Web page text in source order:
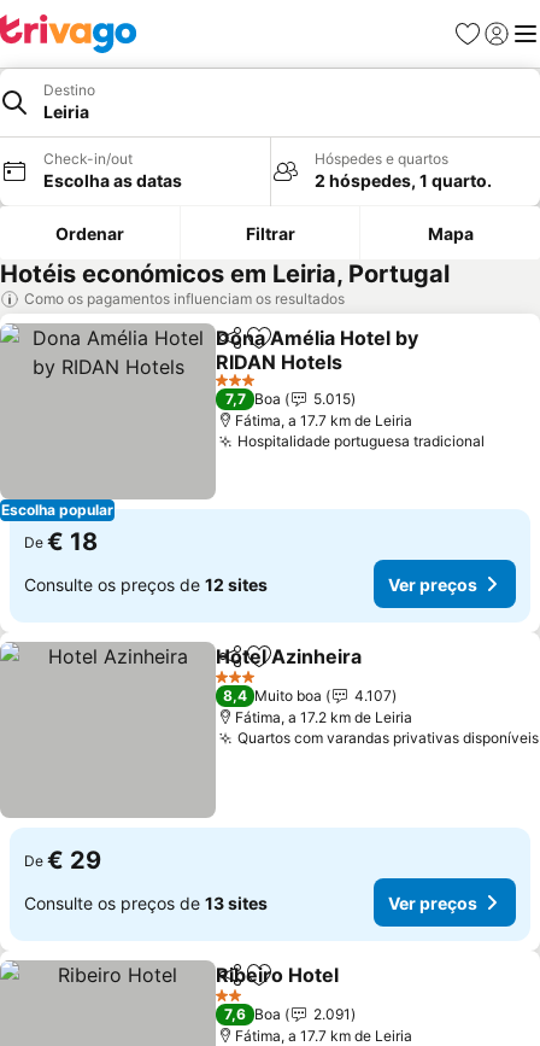
Favoritos
Iniciar
Destino
Leiria
Check-in/out
Escolha as datas
Hóspedes e quartos
2 hóspedes, 1 quarto.
Ordenar Filtrar Mapa
Hotéis económicos em Leiria, Portugal
Como os pagamentos influenciam os resultados
Escolha popular
PartilharAdicionar aos favoritos
Dona Amélia Hotel by
RIDAN Hotels
Ver preços
3 Estrelas
7,7 Boa
5.015
Fátima, a 17.7 km de Leiria
Hospitalidade portuguesa tradicional
De € 18
Consulte os preços de 12 sites Ver preços
PartilharAdicionar aos favoritos
Hotel Azinheira
3 Estrelas
8,4 Muito boa
4.107
Fátima, a 17.2 km de Leiria
Quartos com varandas privativas disponíveis
De € 29
Consulte os preços de 13 sites Ver preços
PartilharAdicionar aos favoritos
Ribeiro Hotel
2 Estrelas
7,6 Boa
2.091
Fátima, a 17.7 km de Leiria